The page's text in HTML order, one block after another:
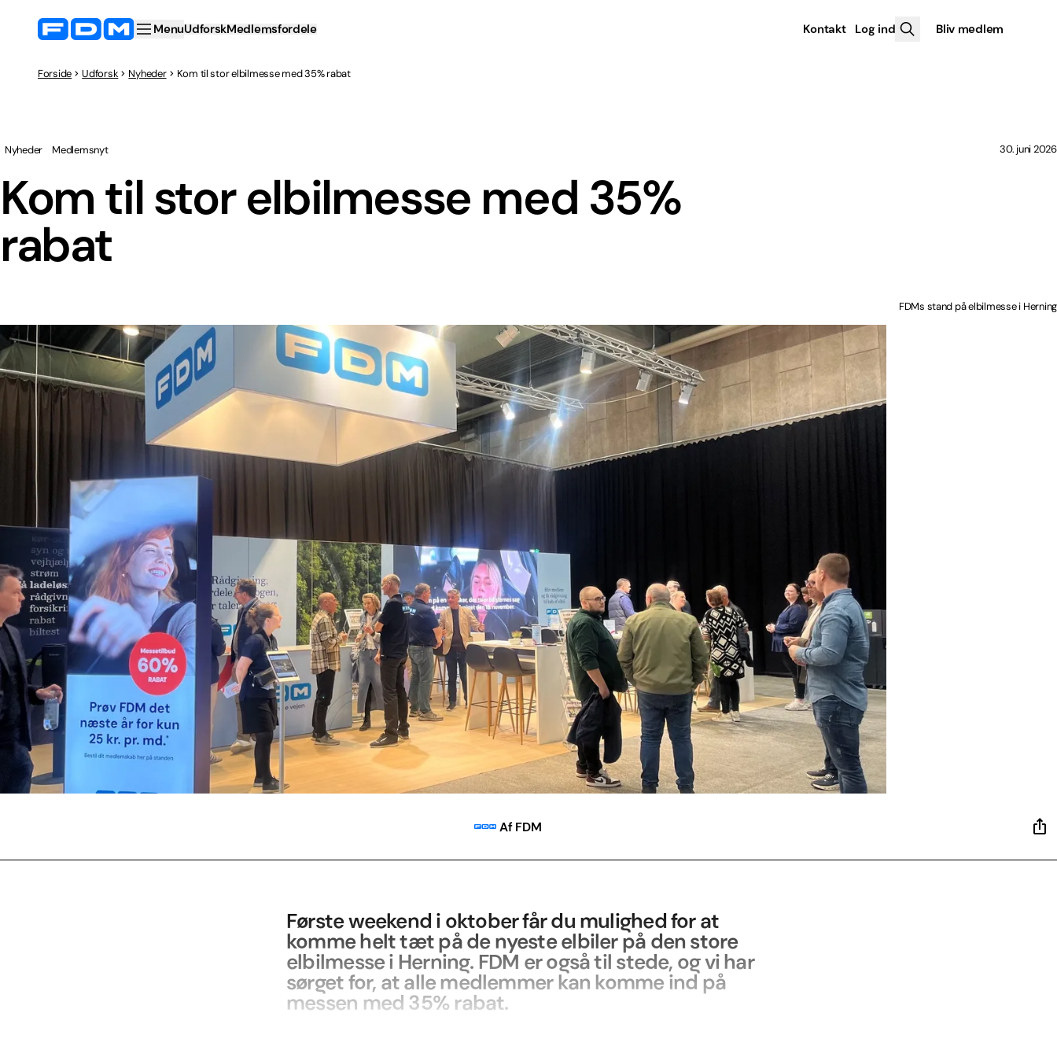
MenuUdforskMedlemsfordele Kontakt Log ind Bliv medlem
Forside Udforsk Nyheder Kom til stor elbilmesse med 35% rabat
Kom til stor elbilmesse med 35%
rabat
Nyheder Medlemsnyt 30. juni 2026
FDMs stand på elbilmesse i Herning
Af FDM
Første weekend i oktober får du mulighed for at
komme helt tæt på de nyeste elbiler på den store
elbilmesse i Herning. FDM er også til stede, og vi har
sørget for, at alle medlemmer kan komme ind på
messen med 35% rabat.